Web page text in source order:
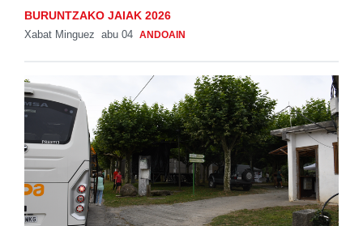
BURUNTZAKO JAIAK 2026
Xabat Minguez abu 04 ANDOAIN